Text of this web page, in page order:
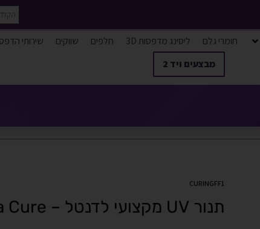
חומרי גלם ליסינג מדפסות 3D חלפים שווקים
שירותי
מבצעים ויד 2
CURINGFF1
תנור UV מקצועי לדנטל – Curing box Ultra Cure